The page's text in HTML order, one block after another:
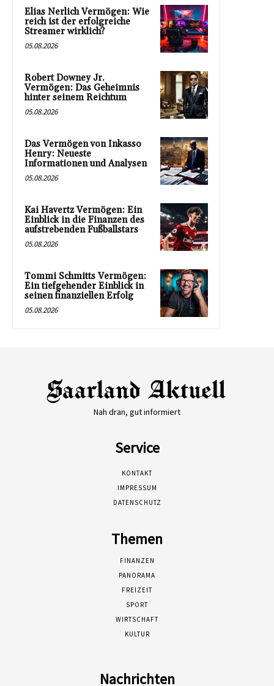
Elias Nerlich Vermögen: Wie
reich ist der erfolgreiche
Streamer wirklich?
05.08.2026
Robert Downey Jr.
Vermögen: Das Geheimnis
hinter seinem Reichtum
05.08.2026
Das Vermögen von Inkasso
Henry: Neueste
Informationen und Analysen
05.08.2026
Kai Havertz Vermögen: Ein
Einblick in die Finanzen des
aufstrebenden Fußballstars
05.08.2026
Tommi Schmitts Vermögen:
Ein tiefgehender Einblick in
seinen finanziellen Erfolg
05.08.2026
Nah dran, gut informiert
Service
KONTAKT
IMPRESSUM
DATENSCHUTZ
Themen
FINANZEN
PANORAMA
FREIZEIT
SPORT
WIRTSCHAFT
KULTUR
Nachrichten